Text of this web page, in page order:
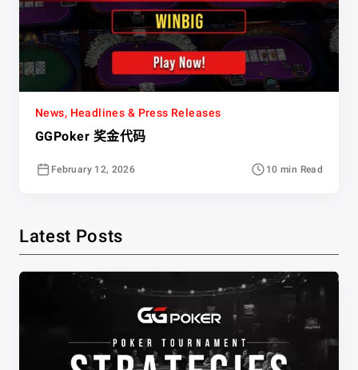
News, Headlines & Press Releases
GGPoker 奖金代码
February 12, 2026 10 min Read
Latest Posts